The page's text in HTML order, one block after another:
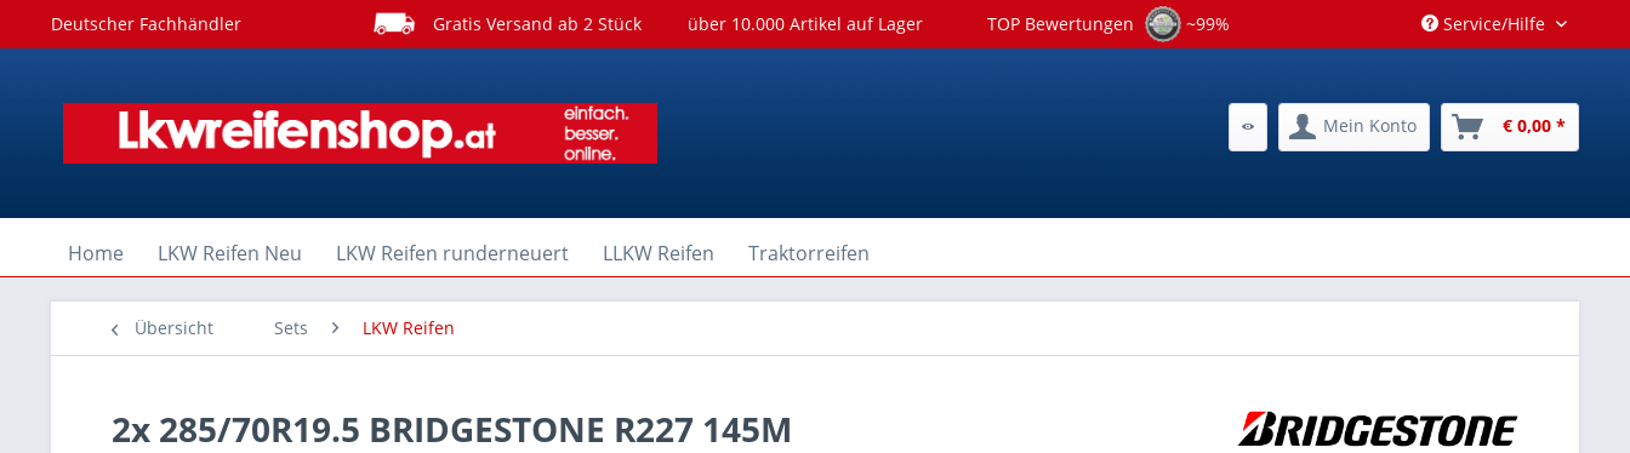
Deutscher Fachhändler Gratis Versand ab 2 Stück über 10.000 Artikel auf Lager TOP Bewertungen ~99% Service/Hilfe
Mein Konto € 0,00 *
Home LKW Reifen Neu LKW Reifen runderneuert LLKW Reifen Traktorreifen
Übersicht Sets LKW Reifen
2x 285/70R19.5 BRIDGESTONE R227 145M